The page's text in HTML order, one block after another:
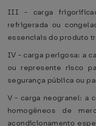
III - carga
refrigerada ou
essenciais do produto
IV - carga perigosa: a
ou represente risco
segurança pública ou
V - carga neogranel: a
homogêneos de
acondicionamento